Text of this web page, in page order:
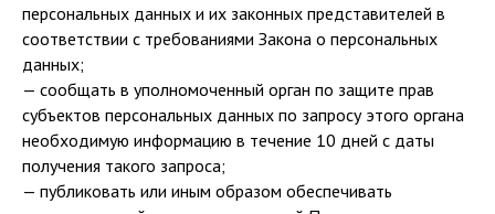
персональных данных и их законных представителей в
соответствии с требованиями Закона о персональных
данных;
— сообщать в уполномоченный орган по защите прав
субъектов персональных данных по запросу этого органа
необходимую информацию в течение 10 дней с даты
получения такого запроса;
— публиковать или иным образом обеспечивать